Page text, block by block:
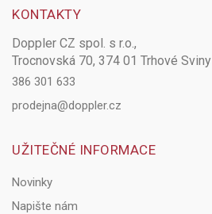
KONTAKTY
Doppler CZ spol. s r.o.,
Trocnovská 70, 374 01 Trhové Sviny
386 301 633
prodejna@doppler.cz
UŽITEČNÉ INFORMACE
Novinky
Napište nám